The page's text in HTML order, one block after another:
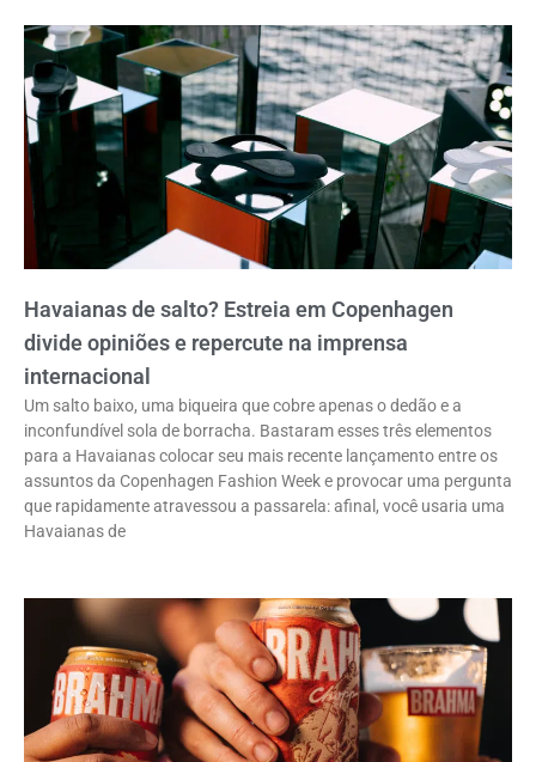
Havaianas de salto? Estreia em Copenhagen
divide opiniões e repercute na imprensa
internacional
Um salto baixo, uma biqueira que cobre apenas o dedão e a
inconfundível sola de borracha. Bastaram esses três elementos
para a Havaianas colocar seu mais recente lançamento entre os
assuntos da Copenhagen Fashion Week e provocar uma pergunta
que rapidamente atravessou a passarela: afinal, você usaria uma
Havaianas de